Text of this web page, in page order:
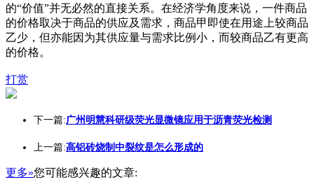
的“价值”并无必然的直接关系。在经济学角度来说，一件商品
的价格取决于商品的供应及需求，商品甲即使在用途上较商品
乙少，但亦能因为其供应量与需求比例小，而较商品乙有更高
的价格。
打赏
下一篇:广州明慧科研级荧光显微镜应用于沥青荧光检测
上一篇:高铝砖烧制中裂纹是怎么形成的
更多»您可能感兴趣的文章: